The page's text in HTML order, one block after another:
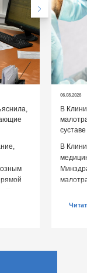
06.08.2026
В
суставе
В